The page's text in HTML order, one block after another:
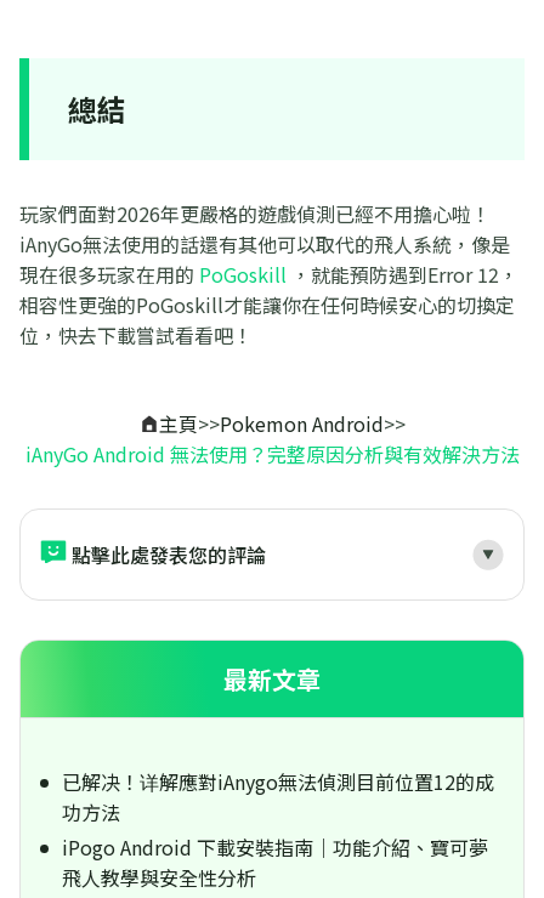
總結
玩家們面對2026年更嚴格的遊戲偵測已經不用擔心啦！
iAnyGo無法使用的話還有其他可以取代的飛人系統，像是
現在很多玩家在用的 PoGoskill ，就能預防遇到Error 12，
相容性更強的PoGoskill才能讓你在任何時候安心的切換定
位，快去下載嘗試看看吧！
主頁>>Pokemon Android>>
iAnyGo Android 無法使用？完整原因分析與有效解決方法
點擊此處發表您的評論
最新文章
已解决！详解應對iAnygo無法偵測目前位置12的成
功方法
iPogo Android 下載安裝指南｜功能介紹、寶可夢
飛人教學與安全性分析